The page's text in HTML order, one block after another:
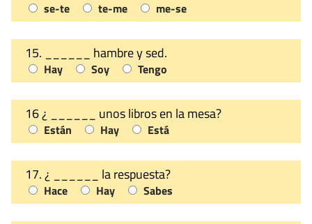
se-te te-me me-se
15. ______ hambre y sed.
Hay Soy Tengo
16 ¿ ______ unos libros en la mesa?
Están Hay Está
17. ¿ ______ la respuesta?
Hace Hay Sabes